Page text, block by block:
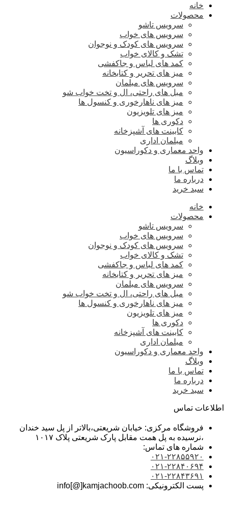
خانه
محصولات
سرویس تاشو
سرویس های خواب
سرویس های کودک و نوجوان
تشک و کالای خواب
کمد های لباس و جاکفشی
میز های تحریر و کتابخانه
سرویس های مبلمان
مبل های راحتی، ال و تخت خواب شو
میز های ناهارخوری و کنسول ها
میز های تلویزیون
دکوری ها
کابینت های آشپزخانه
مبلمان اداری
واحد معماری و دکوراسیون
وبلاگ
تماس با ما
درباره ما
سبد خرید
خانه
محصولات
سرویس تاشو
سرویس های خواب
سرویس های کودک و نوجوان
تشک و کالای خواب
کمد های لباس و جاکفشی
میز های تحریر و کتابخانه
سرویس های مبلمان
مبل های راحتی، ال و تخت خواب شو
میز های ناهارخوری و کنسول ها
میز های تلویزیون
دکوری ها
کابینت های آشپزخانه
مبلمان اداری
واحد معماری و دکوراسیون
وبلاگ
تماس با ما
درباره ما
سبد خرید
اطلاعات تماس
فروشگاه مرکزی: خیابان شریعتی،بالاتر از پل سید خندان
،نرسیده به پل همت مقابل پارک شریعتی پلاک ۱۰۱۷
شماره های تماس:
۰۲۱-۲۲۸۵۵۹۲۰
۰۲۱-۲۲۸۴۰۶۹۴
۰۲۱-۲۲۸۴۳۶۹۱
پست الکترونیکی: info[@]kamjachoob.com